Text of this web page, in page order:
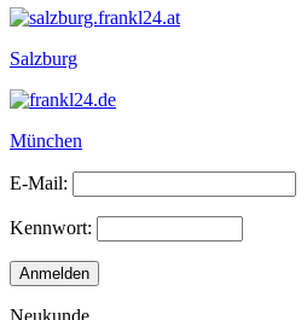
Salzburg
München
E-Mail:
Kennwort: